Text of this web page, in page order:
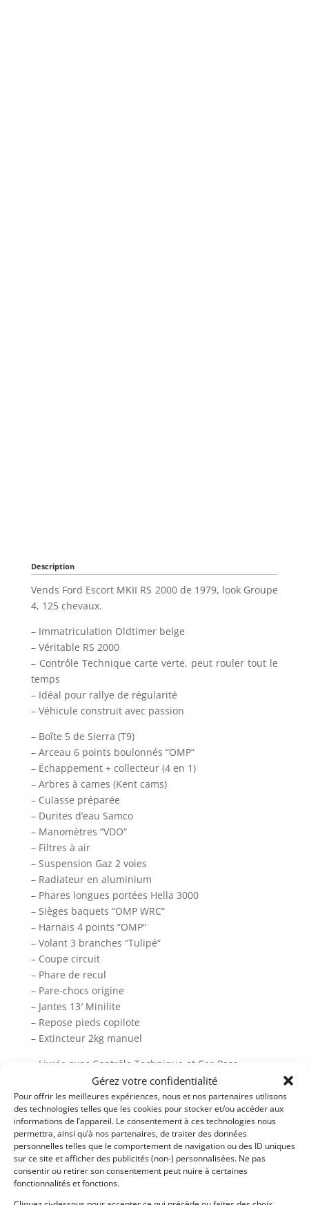
Gérez votre confidentialité
Pour offrir les meilleures expériences, nous et nos partenaires utilisons
des technologies telles que les cookies pour stocker et/ou accéder aux
informations de l’appareil. Le consentement à ces technologies nous
permettra, ainsi qu’à nos partenaires, de traiter des données
personnelles telles que le comportement de navigation ou des ID uniques
sur ce site et afficher des publicités (non-) personnalisées. Ne pas
consentir ou retirer son consentement peut nuire à certaines
fonctionnalités et fonctions.
Description
Vends Ford Escort MKII RS 2000 de 1979, look Groupe
4, 125 chevaux.
– Immatriculation Oldtimer belge
– Véritable RS 2000
– Contrôle Technique carte verte, peut rouler tout le
temps
– Idéal pour rallye de régularité
– Véhicule construit avec passion
– Boîte 5 de Sierra (T9)
– Arceau 6 points boulonnés “OMP“
– Échappement + collecteur (4 en 1)
– Arbres à cames (Kent cams)
– Culasse préparée
– Durites d’eau Samco
– Manomètres “VDO“
– Filtres à air
– Suspension Gaz 2 voies
– Radiateur en aluminium
– Phares longues portées Hella 3000
– Sièges baquets “OMP WRC“
– Harnais 4 points “OMP“
– Volant 3 branches “Tulipé“
– Coupe circuit
– Phare de recul
– Pare-chocs origine
– Jantes 13′ Minilite
– Repose pieds copilote
– Extincteur 2kg manuel
– Livrée avec Contrôle Technique et Car-Pass
– Prête à rouler!
-Plus de photos sur notre site www.myvintage.be
Demandez une expertise de ce modèle
Partager cette annonce